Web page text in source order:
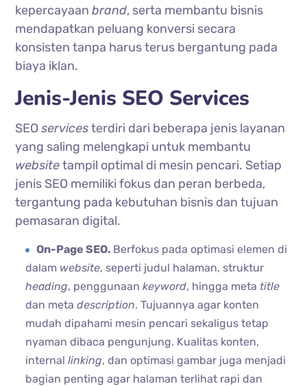
kepercayaanbrand, serta membantu bisnis
mendapatkan peluang konversi secara
konsisten tanpa harus terus bergantung pada
biaya iklan.
Jenis-Jenis SEO Services
SEOservicesterdiri dari beberapa jenis layanan
yang saling melengkapi untuk membantu
websitetampil optimal di mesin pencari. Setiap
jenis SEO memiliki fokus dan peran berbeda,
tergantung pada kebutuhan bisnis dan tujuan
pemasaran digital.
On-Page SEO. Berfokus pada optimasi elemen di
dalam website, seperti judul halaman, struktur
heading, penggunaankeyword, hingga meta title
dan metadescription. Tujuannya agar konten
mudah dipahami mesin pencari sekaligus tetap
nyaman dibaca pengunjung. Kualitas konten,
internallinking, dan optimasi gambar juga menjadi
bagian penting agar halaman terlihat rapi dan